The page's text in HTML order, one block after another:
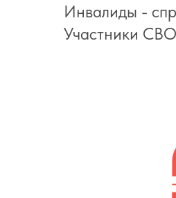
Инвалиды -
Участники